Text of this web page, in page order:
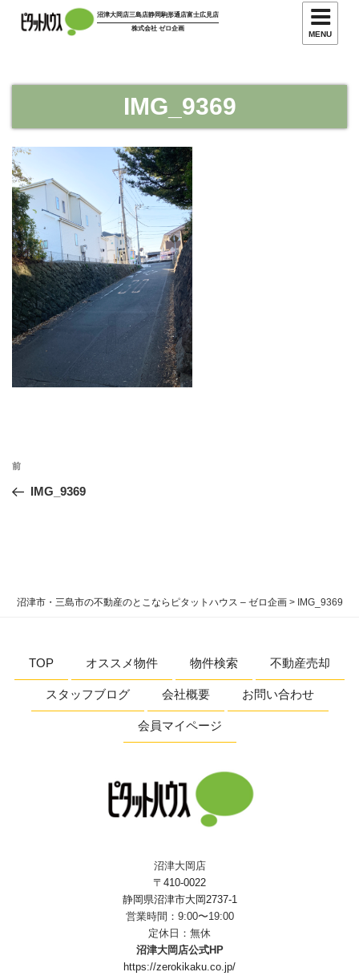
ツ
沼津大岡店三島店静岡駒形通店富士広見店
株式会社 ゼロ企画
MENU
IMG_9369
投
ナ
過
去
前
IMG_9369
沼津市・三島市の不動産のとこならピタットハウス – ゼロ企画> IMG_9369
TOP オススメ物件 物件検索 不動産売却
スタッフブログ 会社概要 お問い合わせ
会員マイページ
沼津大岡店
〒410-0022
静岡県沼津市大岡2737-1
営業時間：9:00〜19:00
定休日：無休
沼津大岡店公式HP
https://zerokikaku.co.jp/